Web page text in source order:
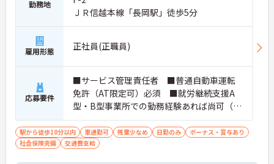
勤務地
ＪＲ信越本線「長岡駅」徒歩5分
雇用形態 正社員(正職員)
応募要件
■サービス管理責任者 ■普通自動車運転
免許（AT限定可）必須 ■就労継続支援A
型・B型事業所での勤務経験あれば尚可（未
経験でも可）
駅から徒歩10分以内 車通勤可 残業少なめ 日勤のみ
ボーナス・賞与あり
社会保険完備
交通費支給